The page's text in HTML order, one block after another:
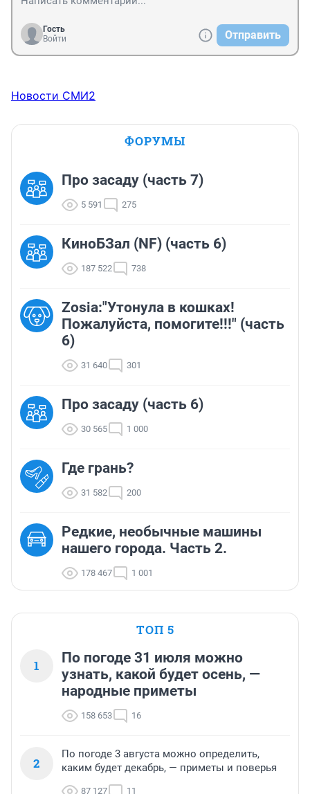
Гость
Войти
Отправить
Новости СМИ2
ФОРУМЫ
Про засаду (часть 7)
5 591 275
КиноБЗал (NF) (часть 6)
187 522 738
Zosia:"Утонула в кошках!
Пожалуйста, помогите!!!" (часть
6)
31 640 301
Про засаду (часть 6)
30 565 1 000
Где грань?
31 582 200
Редкие, необычные машины
нашего города. Часть 2.
178 467 1 001
ТОП 5
1
По погоде 31 июля можно
узнать, какой будет осень, —
народные приметы
158 653 16
2
По погоде 3 августа можно определить,
каким будет декабрь, — приметы и поверья
87 127 11